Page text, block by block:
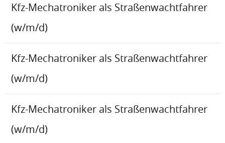
Kfz-Mechatroniker als Straßenwachtfahrer
(w/m/d)
Kfz-Mechatroniker als Straßenwachtfahrer
(w/m/d)
Kfz-Mechatroniker als Straßenwachtfahrer
(w/m/d)